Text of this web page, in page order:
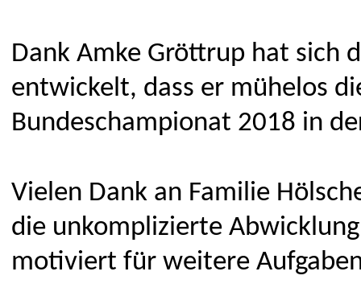
Dank Amke Gröttrup hat sich
entwickelt, dass er mühelos
Bundeschampionat 2018 in
Vielen Dank an Familie
die unkomplizierte
motiviert für weitere